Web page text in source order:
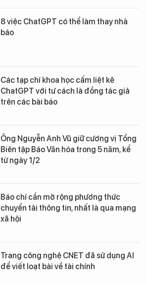
8 việc ChatGPT có thể làm thay nhà
báo
Các tạp chí khoa học cấm liệt kê
ChatGPT với tư cách là đồng tác giả
trên các bài báo
Ông Nguyễn Anh Vũ giữ cương vị Tổng
Biên tập Báo Văn hóa trong 5 năm, kể
từ ngày 1/2
Báo chí cần mở rộng phương thức
chuyển tải thông tin, nhất là qua mạng
xã hội
Trang công nghệ CNET đã sử dụng AI
để viết loạt bài về tài chính